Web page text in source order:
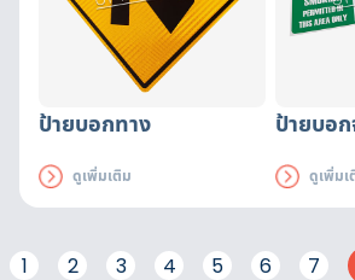
ป้ายบอกทาง
ดูเพิ่มเติม
ป้ายบอ
ดูเพิ่มเ
1 2 3 4 5 6 7